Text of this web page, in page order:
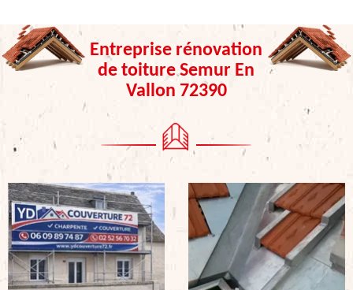
Entreprise rénovation
de toiture Semur En
Vallon 72390